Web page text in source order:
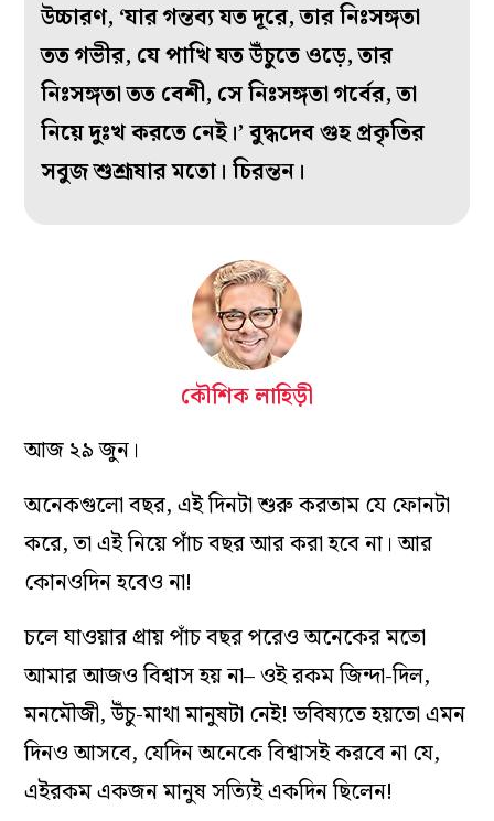
উচ্চারণ, ‘যার গন্তব্য যত দূরে, তার নিঃসঙ্গতা
তত গভীর, যে পাখি যত উঁচুতে ওড়ে, তার
নিঃসঙ্গতা তত বেশী, সে নিঃসঙ্গতা গর্বের, তা
নিয়ে দুঃখ করতে নেই।’ বুদ্ধদেব গুহ প্রকৃতির
সবুজ শুশ্রূষার মতো। চিরন্তন।
কৌশিক লাহিড়ী
আজ ২৯ জুন।
অনেকগুলো বছর, এই দিনটা শুরু করতাম যে ফোনটা
করে, তা এই নিয়ে পাঁচ বছর আর করা হবে না। আর
কোনওদিন হবেও না!
চলে যাওয়ার প্রায় পাঁচ বছর পরেও অনেকের মতো
আমার আজও বিশ্বাস হয় না– ওই রকম জিন্দা-দিল,
মনমৌজী, উঁচু-মাথা মানুষটা নেই! ভবিষ্যতে হয়তো এমন
দিনও আসবে, যেদিন অনেকে বিশ্বাসই করবে না যে,
এইরকম একজন মানুষ সত্যিই একদিন ছিলেন!